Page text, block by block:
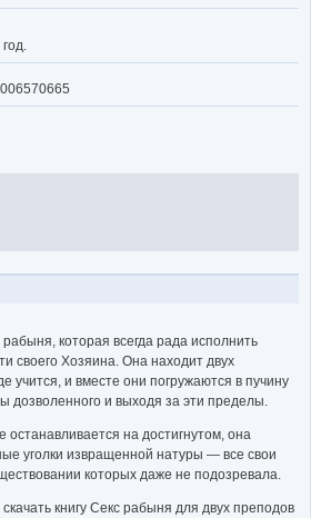
которая всегда рада исполнить
своего Хозяина. Она находит двух
учится, и вместе они погружаются в пучину
дозволенного и выходя за эти пределы.
останавливается на достигнутом, она
уголки извращенной натуры — все свои
которых даже не подозревала.
книгу Секс рабыня для двух преподов